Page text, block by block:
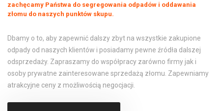
zachęcamy Państwa do segregowania odpadów i oddawania
złomu do naszych punktów skupu.
Dbamy o to, aby zapewnić dalszy zbyt na wszystkie zakupione
odpady od naszych klientów i posiadamy pewne źródła dalszej
odsprzedaży. Zapraszamy do współpracy zarówno firmy jak i
osoby prywatne zainteresowane sprzedażą złomu. Zapewniamy
atrakcyjne ceny z możliwością negocjacji.